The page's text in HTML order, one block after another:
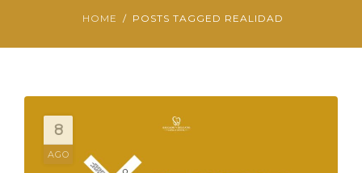
CONTACTO
BLOG
HOME POSTS TAGGED REALIDAD
8
AGO